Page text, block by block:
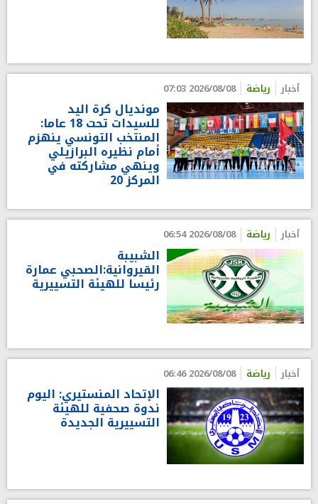
أخبار رياضة 2026/08/08 07:03
مونديال كرة اليد
للسيدات تحت 18 عاما:
المنتخب التونسي ينهزم
أمام نظيره البرازيلي
وينهي مشاركته في
المركز 20
أخبار رياضة 2026/08/08 06:54
الشبيبة
القيروانية:الصحبي عمارة
رئيسا للهيئة التسييرية
أخبار رياضة 2026/08/08 06:46
الإتحاد المنستيري: اليوم
ندوة صحفية للهيئة
التسييرية الجديدة